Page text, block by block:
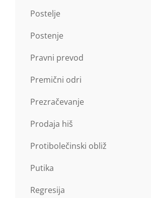
Postelje
Postenje
Pravni prevod
Premični odri
Prezračevanje
Prodaja hiš
Protibolečinski obliž
Putika
Regresija